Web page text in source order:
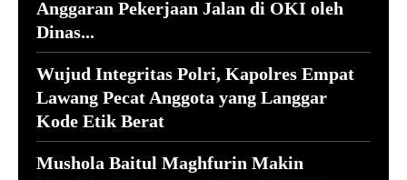
Anggaran Pekerjaan Jalan di OKI oleh
Dinas...
Wujud Integritas Polri, Kapolres Empat
Lawang Pecat Anggota yang Langgar
Kode Etik Berat
Mushola Baitul Maghfurin Makin